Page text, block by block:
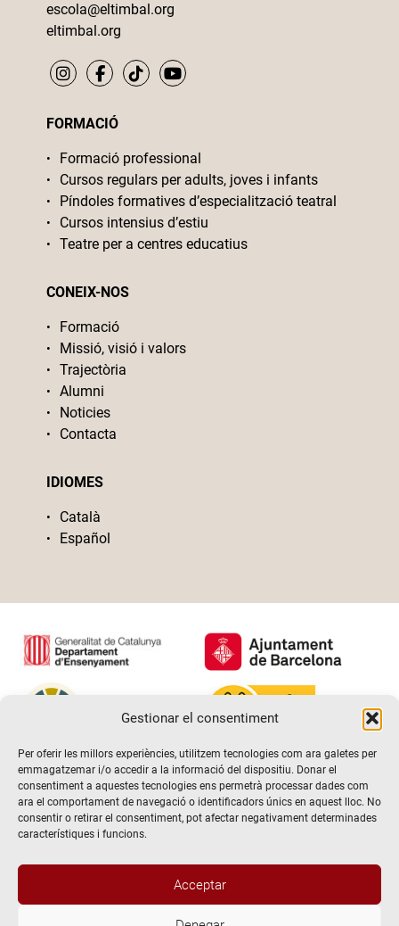
Gestionar el consentiment
Per oferir les millors experiències, utilitzem tecnologies com ara galetes per
emmagatzemar i/o accedir a la informació del dispositiu. Donar el
consentiment a aquestes tecnologies ens permetrà processar dades com
ara el comportament de navegació o identificadors únics en aquest lloc. No
consentir o retirar el consentiment, pot afectar negativament determinades
característiques i funcions.
Acceptar
escola@eltimbal.org
eltimbal.org
FORMACIÓ
Formació professional
Cursos regulars per adults, joves i infants
Píndoles formatives d’especialització teatral
Cursos intensius d’estiu
Teatre per a centres educatius
CONEIX-NOS
Formació
Missió, visió i valors
Trajectòria
Alumni
Noticies
Contacta
IDIOMES
Català
Español